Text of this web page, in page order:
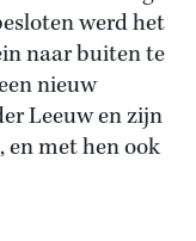
werd het
naar buiten te
nieuw
Leeuw en zijn
en met hen ook